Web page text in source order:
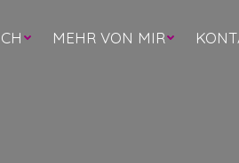
MEHR VON MIR